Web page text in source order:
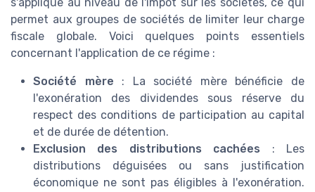
permet aux groupes de sociétés de limiter leur charge
fiscale globale. Voici quelques points essentiels
concernant l'application de ce régime :
Société mère : La société mère bénéficie de
l'exonération des dividendes sous réserve du
respect des conditions de participation au capital
et de durée de détention.
Exclusion des distributions cachées : Les
distributions déguisées ou sans justification
économique ne sont pas éligibles à l'exonération.